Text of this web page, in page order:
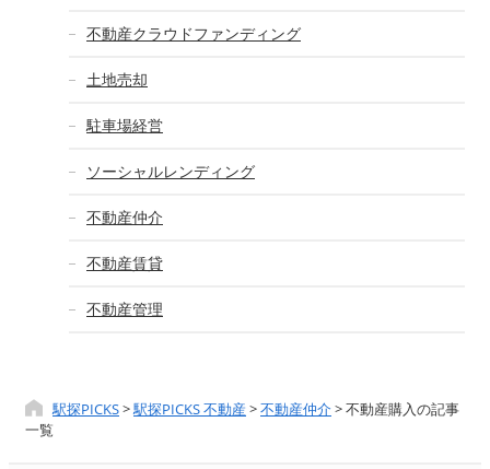
不動産クラウドファンディング
土地売却
駐車場経営
ソーシャルレンディング
不動産仲介
不動産賃貸
不動産管理
駅探PICKS>駅探PICKS 不動産>不動産仲介>不動産購入の記事
一覧